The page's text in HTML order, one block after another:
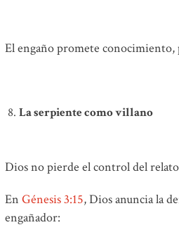
El engaño promete conocimiento,
La serpiente como villano
Dios no pierde el control del
En Génesis 3:15, Dios anuncia la
engañador: